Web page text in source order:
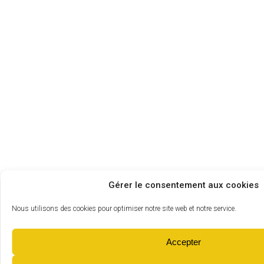
Gérer le consentement aux cookies
Nous utilisons des cookies pour optimiser notre site web et notre service.
Accepter